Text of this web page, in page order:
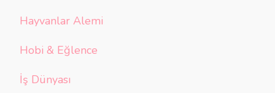
Hayvanlar Alemi
Hobi & Eğlence
İş Dünyası